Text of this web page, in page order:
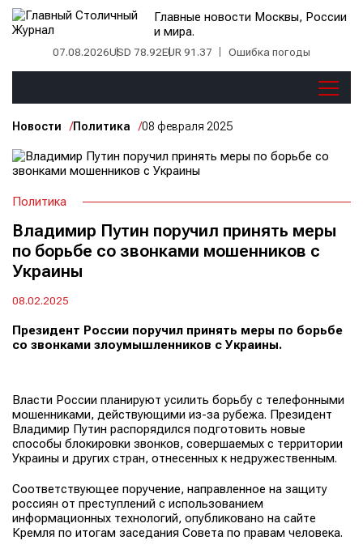
Главные новости Москвы, России
и мира.
07.08.2026USD 78.92EUR 91.37 Ошибка погоды
Новости Политика 08 февраля 2025
Политика
Владимир Путин поручил принять меры
по борьбе со звонками мошенников с
Украины
08.02.2025
Президент России поручил принять меры по борьбе
со звонками злоумышленников с Украины.
Власти России планируют усилить борьбу с телефонными
мошенниками, действующими из-за рубежа. Президент
Владимир Путин распорядился подготовить новые
способы блокировки звонков, совершаемых с территории
Украины и других стран, отнесенных к недружественным.
Соответствующее поручение, направленное на защиту
россиян от преступлений с использованием
информационных технологий, опубликовано на сайте
Кремля по итогам заседания Совета по правам человека.